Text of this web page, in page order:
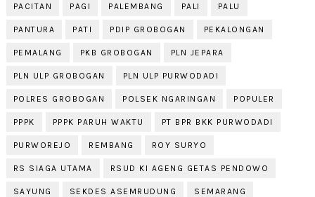
PACITAN PAGI PALEMBANG PALI PALU
PANTURA PATI PDIP GROBOGAN PEKALONGAN
PEMALANG PKB GROBOGAN PLN JEPARA
PLN ULP GROBOGAN PLN ULP PURWODADI
POLRES GROBOGAN POLSEK NGARINGAN POPULER
PPPK PPPK PARUH WAKTU PT BPR BKK PURWODADI
PURWOREJO REMBANG ROY SURYO
RS SIAGA UTAMA RSUD KI AGENG GETAS PENDOWO
SAYUNG SEKDES ASEMRUDUNG SEMARANG